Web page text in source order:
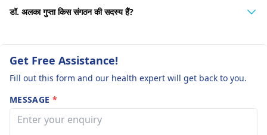
डॉ. अलका गुप्ता किस संगठन की सदस्य हैं?
Get Free Assistance!
Fill out this form and our health expert will get back to you.
MESSAGE *